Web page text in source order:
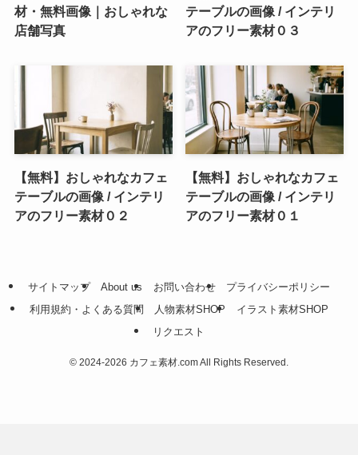
材・無料画像｜おしゃれな
店舗写真
テーブルの画像 / インテリ
アのフリー素材０３
【無料】おしゃれなカフェ
テーブルの画像 / インテリ
アのフリー素材０２
【無料】おしゃれなカフェ
テーブルの画像 / インテリ
アのフリー素材０１
サイトマップ About us お問い合わせ
プライバシーポリシー
利用規約・よくある質問
人物素材SHOP
イラスト素材SHOP
リクエスト
© 2024-2026 カフェ素材.com All Rights Reserved.